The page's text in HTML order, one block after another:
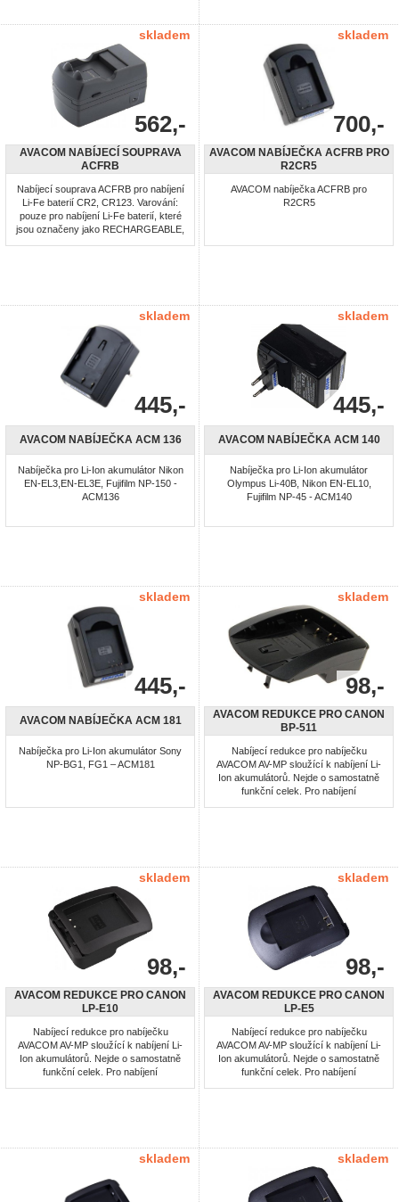
skladem
562,-
AVACOM NABÍJECÍ SOUPRAVA
ACFRB
Nabíjecí souprava ACFRB pro nabíjení
Li-Fe baterií CR2, CR123. Varování:
pouze pro nabíjení Li-Fe baterií, které
jsou označeny jako RECHARGEABLE,
skladem
700,-
AVACOM NABÍJEČKA ACFRB PRO
R2CR5
AVACOM nabíječka ACFRB pro
R2CR5
skladem
445,-
AVACOM NABÍJEČKA ACM 136
Nabíječka pro Li-Ion akumulátor Nikon
EN-EL3,EN-EL3E, Fujifilm NP-150 -
ACM136
skladem
445,-
AVACOM NABÍJEČKA ACM 140
Nabíječka pro Li-Ion akumulátor
Olympus Li-40B, Nikon EN-EL10,
Fujifilm NP-45 - ACM140
skladem
445,-
AVACOM NABÍJEČKA ACM 181
Nabíječka pro Li-Ion akumulátor Sony
NP-BG1, FG1 – ACM181
skladem
98,-
AVACOM REDUKCE PRO CANON
BP-511
Nabíjecí redukce pro nabíječku
AVACOM AV-MP sloužící k nabíjení Li-
Ion akumulátorů. Nejde o samostatně
funkční celek. Pro nabíjení
skladem
98,-
AVACOM REDUKCE PRO CANON
LP-E10
Nabíjecí redukce pro nabíječku
AVACOM AV-MP sloužící k nabíjení Li-
Ion akumulátorů. Nejde o samostatně
funkční celek. Pro nabíjení
skladem
98,-
AVACOM REDUKCE PRO CANON
LP-E5
Nabíjecí redukce pro nabíječku
AVACOM AV-MP sloužící k nabíjení Li-
Ion akumulátorů. Nejde o samostatně
funkční celek. Pro nabíjení
skladem skladem